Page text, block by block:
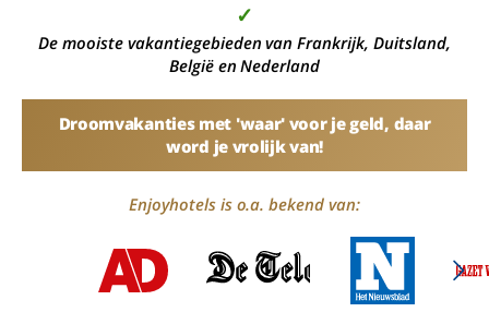
✓
De mooiste vakantiegebieden van Frankrijk, Duitsland,
België en Nederland
Droomvakanties met 'waar' voor je geld, daar
word je vrolijk van!
Enjoyhotels is o.a. bekend van: